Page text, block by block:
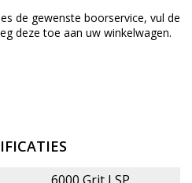
de gewenste boorservice, vul de
deze toe aan uw winkelwagen.